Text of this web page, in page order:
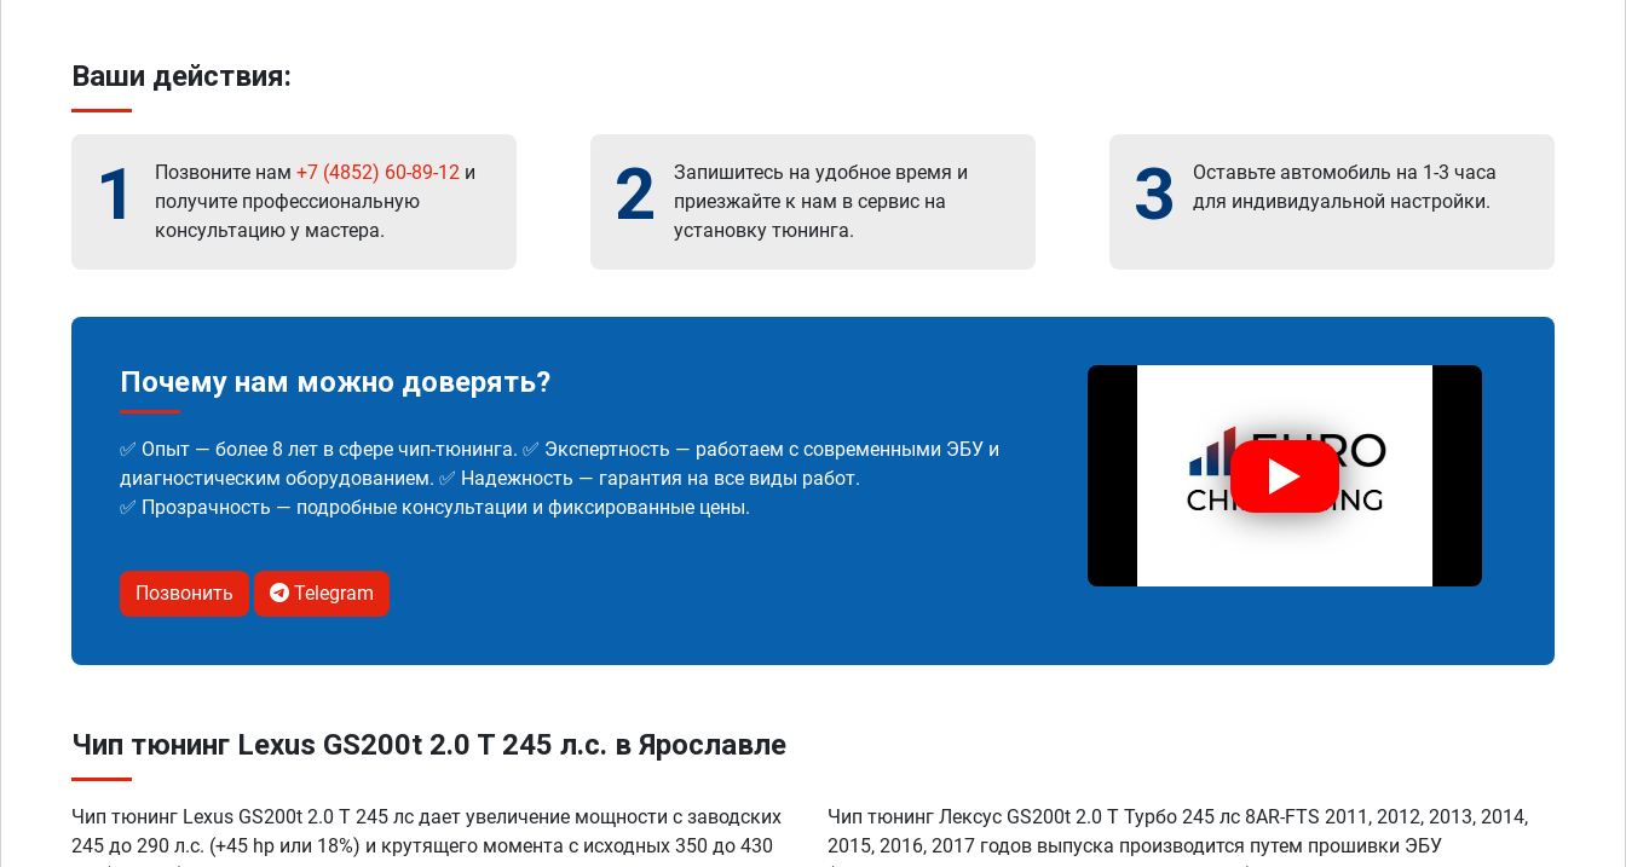
Ваши действия:
1 Позвоните нам +7 (4852) 60-89-12 и
получите профессиональную
консультацию у мастера.
2
Запишитесь на удобное время и
приезжайте к нам в сервис на
установку тюнинга.
3
Оставьте автомобиль на 1-3 часа
для индивидуальной настройки.
Почему нам можно доверять?
✅ Опыт — более 8 лет в сфере чип-тюнинга. ✅ Экспертность — работаем с современными ЭБУ и
диагностическим оборудованием. ✅ Надежность — гарантия на все виды работ.
✅ Прозрачность — подробные консультации и фиксированные цены.
Позвонить Telegram
Чип тюнинг Lexus GS200t 2.0 T 245 л.с. в Ярославле
Чип тюнинг Lexus GS200t 2.0 T 245 лс дает увеличение мощности с заводских
245 до 290 л.с. (+45 hp или 18%) и крутящего момента с исходных 350 до 430
Чип тюнинг Лексус GS200t 2.0 T Турбо 245 лс 8AR-FTS 2011, 2012, 2013, 2014,
2015, 2016, 2017 годов выпуска производится путем прошивки ЭБУ